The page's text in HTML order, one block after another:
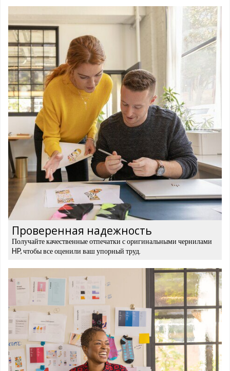
Проверенная надежность
Получайте качественные отпечатки с оригинальными чернилами
HP, чтобы все оценили ваш упорный труд.